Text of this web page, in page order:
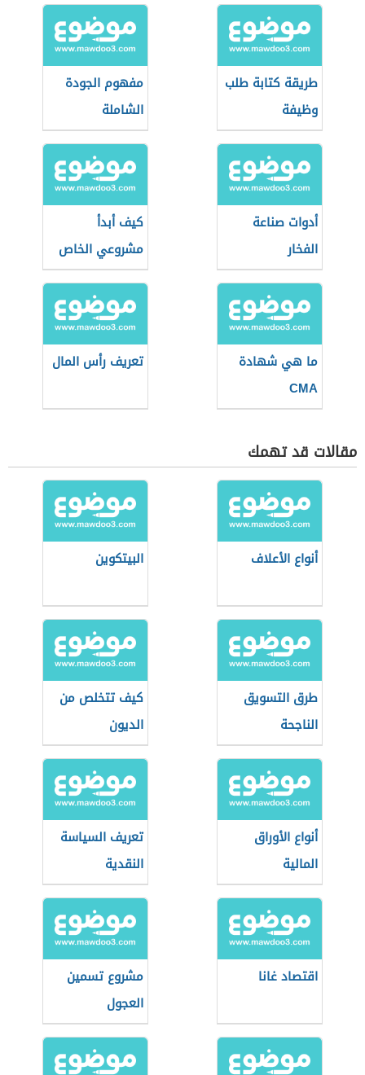
طريقة كتابة طلب
وظيفة
مفهوم الجودة
الشاملة
أدوات صناعة
الفخار
كيف أبدأ
مشروعي الخاص
ما هي شهادة
CMA
تعريف رأس المال
مقالات قد تهمك
أنواع الأعلاف البيتكوين
طرق التسويق
الناجحة
كيف تتخلص من
الديون
أنواع الأوراق
المالية
تعريف السياسة
النقدية
اقتصاد غانا
مشروع تسمين
العجول